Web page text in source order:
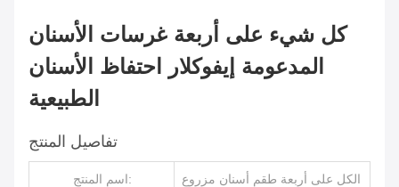
كل شيء على أربعة غرسات الأسنان
المدعومة إيفوكلار احتفاظ الأسنان
الطبيعية
تفاصيل المنتج
اسم المنتج: الكل على أربعة طقم أسنان مزروع